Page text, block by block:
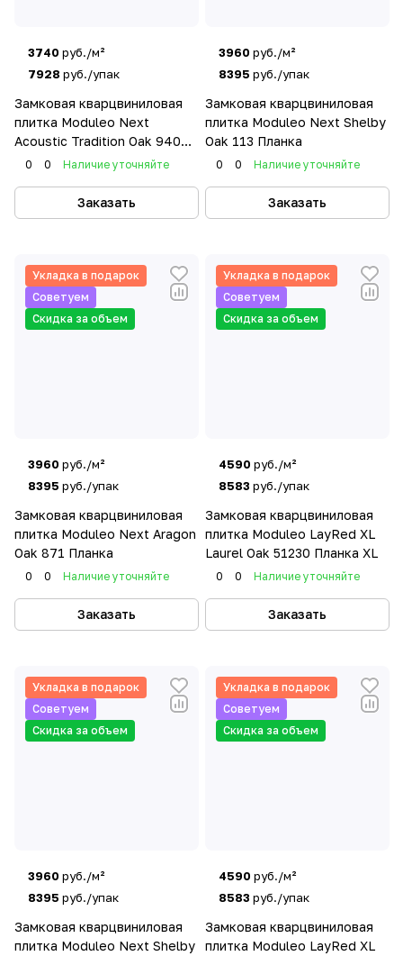
3740 руб./м²
7928 руб./упак
Замковая кварцвиниловая
плитка Moduleo Next
Acoustic Tradition Oak 940
Планка
0 0 Наличие уточняйте
Заказать
3960 руб./м²
8395 руб./упак
Замковая кварцвиниловая
плитка Moduleo Next Shelby
Oak 113 Планка
0 0 Наличие уточняйте
Заказать
Укладка в подарок
Советуем
Скидка за объем
3960 руб./м²
8395 руб./упак
Замковая кварцвиниловая
плитка Moduleo Next Aragon
Oak 871 Планка
0 0 Наличие уточняйте
Заказать
Укладка в подарок
Советуем
Скидка за объем
4590 руб./м²
8583 руб./упак
Замковая кварцвиниловая
плитка Moduleo LayRed XL
Laurel Oak 51230 Планка XL
0 0 Наличие уточняйте
Заказать
Укладка в подарок
Советуем
Скидка за объем
3960 руб./м²
8395 руб./упак
Замковая кварцвиниловая
плитка Moduleo Next Shelby
Укладка в подарок
Советуем
Скидка за объем
4590 руб./м²
8583 руб./упак
Замковая кварцвиниловая
плитка Moduleo LayRed XL